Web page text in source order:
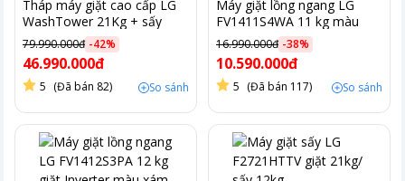
Tháp máy giặt cao cấp LG
WashTower 21Kg + sấy
16Kg WT2116SHEG
79.990.000đ -42%
46.990.000đ
5 (Đã bán 82) So sánh
Máy giặt lồng ngang LG
FV1411S4WA 11 kg màu
trắng
16.990.000đ -38%
10.590.000đ
5 (Đã bán 117) So sánh